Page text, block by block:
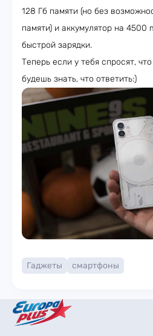
128 Гб памяти (но без
памяти) и аккумулятор на 4500
быстрой зарядки.
Теперь если у тебя спросят,
будешь знать, что ответить:)
Гаджеты смартфоны